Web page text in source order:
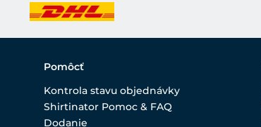
Pomôcť
Kontrola stavu objednávky
Shirtinator Pomoc & FAQ
Dodanie